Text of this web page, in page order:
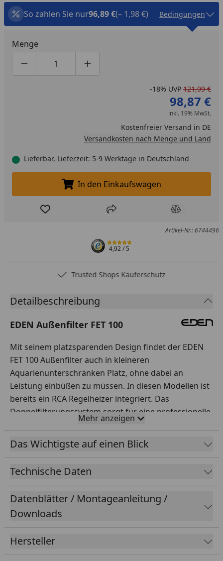
sehr leicht öffnen.
So zahlen Sie nur96,89 €(– 1,98 €) Bedingungen
Menge
Produktmenge um eins verringern
Produktmenge manuell eingeben
Produktmenge um eins erhöhen
-18% UVP 121,99 €
98,87 €
inkl. 19% MwSt.
Kostenfreier Versand in DE
Versandkosten nach Menge und Land
Lieferbar, Lieferzeit: 5-9 Werktage in Deutschland
In den Einkaufswagen legen
In den Einkaufswagen
Produkt zur Wunschliste hinzufügen
Teilen Produkt
Artikel-Nr.: 6744496
4,92/ 5
Trusted Shops Käuferschutz
Detailbeschreibung
EDEN Außenfilter FET 100
Mit seinem platzsparenden Design findet der EDEN
FET 100 Außenfilter auch in kleineren
Aquarienunterschränken Platz, ohne dabei an
Leistung einbüßen zu müssen. In diesen Modellen ist
bereits ein RCA Regelheizer integriert. Das
Doppelfilterungssystem sorgt für eine professionelle
Filtrierung, sowohl mechanisch als auch biologisch.
Die kalibrierten Rotorlager gewährleisten einen
vibrationsarmen und nahezu geräuschlosen Betrieb.
höchsten Komfort. Außenfilter und Schläuche lassen
Verschlüsse mit Liftfunktion öffnet sich der Filterkopf
sehr leicht.
Mehr anzeigen
Das Wichtigste auf einen Blick
Technische Daten
Datenblätter / Montageanleitung /
Downloads
Hersteller